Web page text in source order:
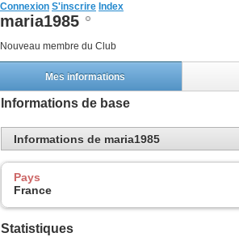
Connexion S'inscrire Index
maria1985
Nouveau membre du Club
Mes informations
Informations de base
Informations de maria1985
Pays
France
Statistiques